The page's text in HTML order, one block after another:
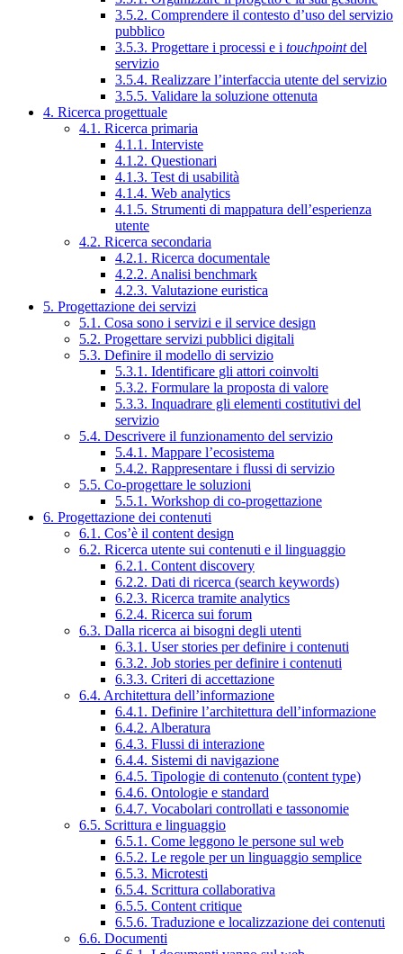
3.5.2. Comprendere il contesto d’uso del servizio
pubblico
3.5.3. Progettare i processi e i touchpointdel
servizio
3.5.4. Realizzare l’interfaccia utente del servizio
3.5.5. Validare la soluzione ottenuta
4. Ricerca progettuale
4.1. Ricerca primaria
4.1.1. Interviste
4.1.2. Questionari
4.1.3. Test di usabilità
4.1.4. Web analytics
4.1.5. Strumenti di mappatura dell’esperienza
utente
4.2. Ricerca secondaria
4.2.1. Ricerca documentale
4.2.2. Analisi benchmark
4.2.3. Valutazione euristica
5. Progettazione dei servizi
5.1. Cosa sono i servizi e il service design
5.2. Progettare servizi pubblici digitali
5.3. Definire il modello di servizio
5.3.1. Identificare gli attori coinvolti
5.3.2. Formulare la proposta di valore
5.3.3. Inquadrare gli elementi costitutivi del
servizio
5.4. Descrivere il funzionamento del servizio
5.4.1. Mappare l’ecosistema
5.4.2. Rappresentare i flussi di servizio
5.5. Co-progettare le soluzioni
5.5.1. Workshop di co-progettazione
6. Progettazione dei contenuti
6.1. Cos’è il content design
6.2. Ricerca utente sui contenuti e il linguaggio
6.2.1. Content discovery
6.2.2. Dati di ricerca (search keywords)
6.2.3. Ricerca tramite analytics
6.2.4. Ricerca sui forum
6.3. Dalla ricerca ai bisogni degli utenti
6.3.1. User stories per definire i contenuti
6.3.2. Job stories per definire i contenuti
6.3.3. Criteri di accettazione
6.4. Architettura dell’informazione
6.4.1. Definire l’architettura dell’informazione
6.4.2. Alberatura
6.4.3. Flussi di interazione
6.4.4. Sistemi di navigazione
6.4.5. Tipologie di contenuto (content type)
6.4.6. Ontologie e standard
6.4.7. Vocabolari controllati e tassonomie
6.5. Scrittura e linguaggio
6.5.1. Come leggono le persone sul web
6.5.2. Le regole per un linguaggio semplice
6.5.3. Microtesti
6.5.4. Scrittura collaborativa
6.5.5. Content critique
6.5.6. Traduzione e localizzazione dei contenuti
6.6. Documenti